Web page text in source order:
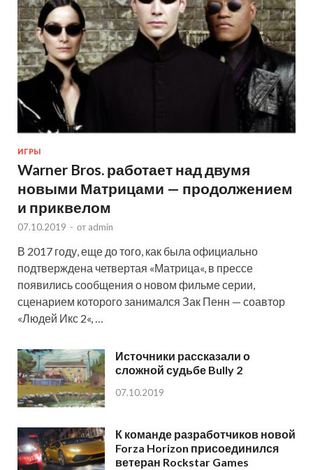
ИГРЫ
Warner Bros. работает над двумя
новыми Матрицами — продолжением
и приквелом
07.10.2019 - от admin
В 2017 году, еще до того, как была официально
подтверждена четвертая «Матрица«, в прессе
появились сообщения о новом фильме серии,
сценарием которого занимался Зак Пенн — соавтор
«Людей Икс 2«, …
Источники рассказали о
сложной судьбе Bully 2
07.10.2019
К команде разработчиков новой
Forza Horizon присоединился
ветеран Rockstar Games